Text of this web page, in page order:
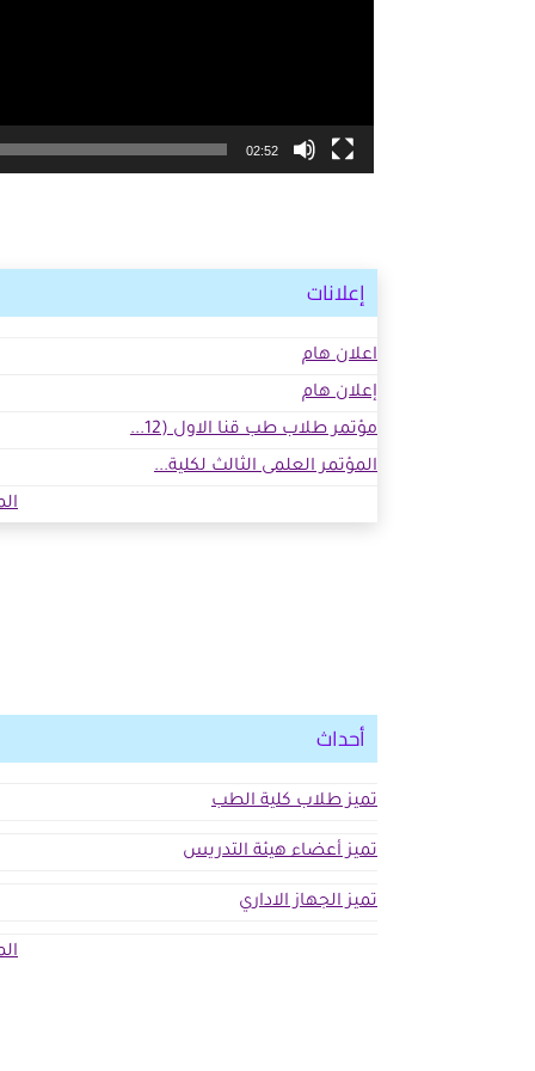
02:52
إعلانات
اعلان هام
إعلان هام
مؤتمر طلاب طب قنا الاول (12...
المؤتمر العلمى الثالث لكلية...
أحداث
تميز طلاب كلية الطب
تميز أعضاء هيئة التدريس
تميز الجهاز الاداري